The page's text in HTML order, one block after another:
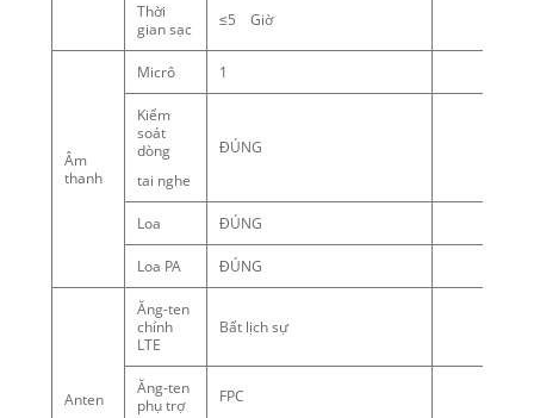
Thời
gian sạc
≤5 Giờ
Âm
thanh
Micrô 1
Kiểm
soát
dòng
tai nghe
ĐÚNG
Loa ĐÚNG
Loa PA ĐÚNG
Anten
Ăng-ten
chính
LTE
Bất lịch sự
Ăng-ten
phụ trợ
FPC